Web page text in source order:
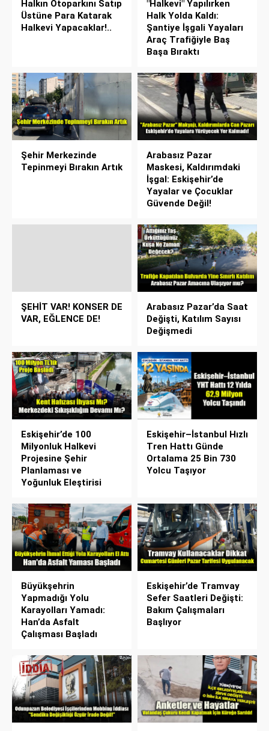
Halkın Otoparkını Satıp
Üstüne Para Katarak
Halkevi Yapacaklar!..
"Halkevi" Yapılırken
Halk Yolda Kaldı:
Şantiye İşgali Yayaları
Araç Trafiğiyle Baş
Başa Bıraktı
Şehir Merkezinde
Tepinmeyi Bırakın Artık
Arabasız Pazar
Maskesi, Kaldırımdaki
İşgal: Eskişehir’de
Yayalar ve Çocuklar
Güvende Değil!
ŞEHİT VAR! KONSER DE
VAR, EĞLENCE DE!
Arabasız Pazar’da Saat
Değişti, Katılım Sayısı
Değişmedi
Eskişehir’de 100
Milyonluk Halkevi
Projesine Şehir
Planlaması ve
Yoğunluk Eleştirisi
Eskişehir–İstanbul Hızlı
Tren Hattı Günde
Ortalama 25 Bin 730
Yolcu Taşıyor
Büyükşehrin
Yapmadığı Yolu
Karayolları Yamadı:
Han’da Asfalt
Çalışması Başladı
Eskişehir’de Tramvay
Sefer Saatleri Değişti:
Bakım Çalışmaları
Başlıyor